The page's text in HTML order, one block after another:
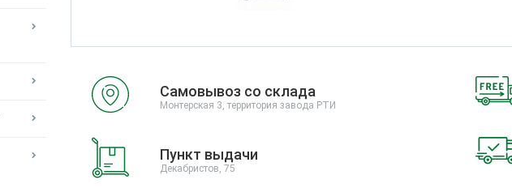
Самовывоз со склада
Монтерская 3, территория завода РТИ
Пункт выдачи
Декабристов, 75